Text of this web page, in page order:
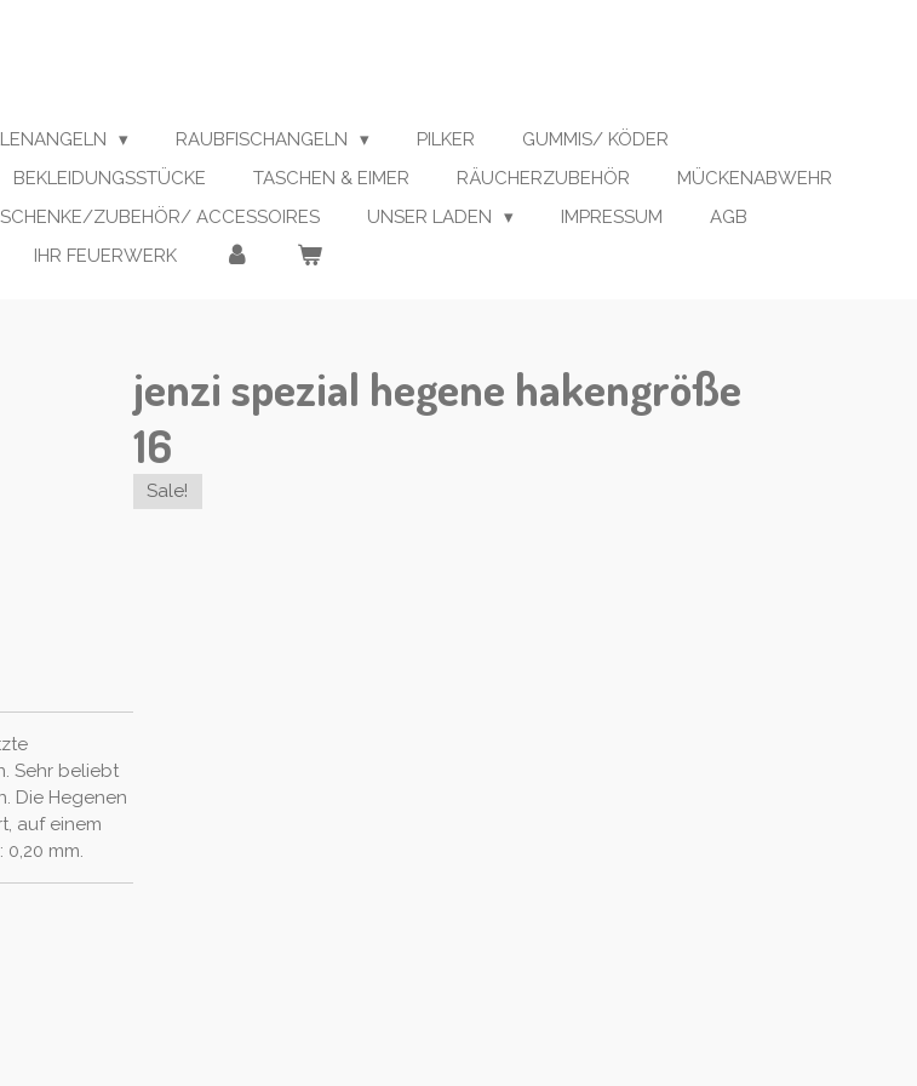
RAUBFISCHANGELN PILKER
GUMMIS/ KÖDER
BEKLEIDUNGSSTÜCKE TASCHEN & EIMER RÄUCHERZUBEHÖR
MÜCKENABWEHR
ZUBEHÖR/ ACCESSOIRES UNSER LADEN IMPRESSUM
AGB
IHR FEUERWERK
jenzi spezial hegene hakengröße
16
Sale!
Sehr beliebt
Die Hegenen
auf einem
mm.